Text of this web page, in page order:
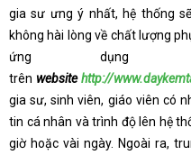
gia sư ưng ý nhất, hệ thống
không hài lòng về chất lượng
ứng dụng
trên websitehttp://
gia sư, sinh viên, giáo viên có
tin cá nhân và trình độ lên hệ
giờ hoặc vài ngày. Ngoài ra,